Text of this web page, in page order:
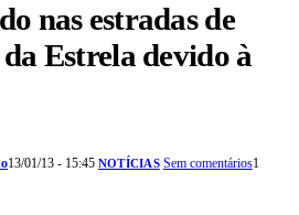
nas estradas de
Estrela devido à
13/01/13 - 15:45 NOTÍCIAS Sem comentários1